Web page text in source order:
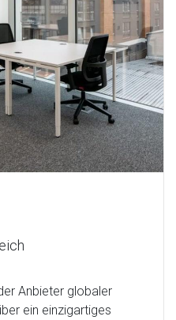
Anbieter globaler
ein einzigartiges